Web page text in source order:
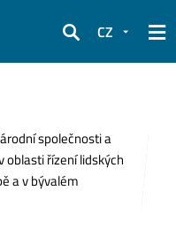
Hledat
CZ
společnosti a
oblasti řízení lidských
a v bývalém